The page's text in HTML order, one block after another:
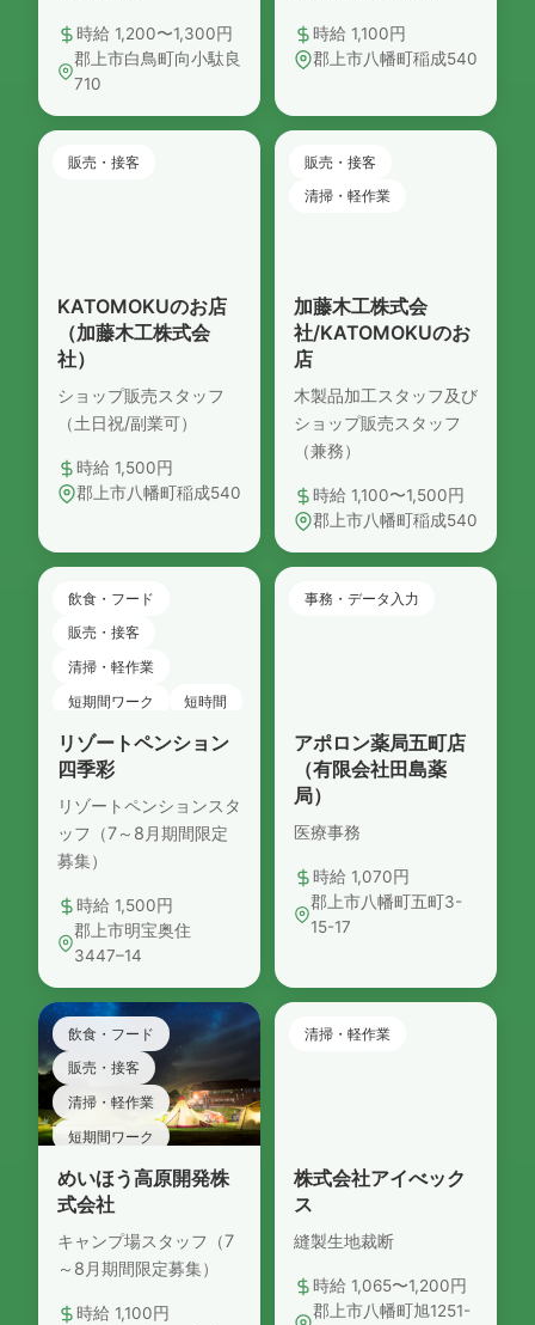
時給 1,200〜1,300円
郡上市白鳥町向小駄良
710
時給 1,100円
郡上市八幡町稲成540
販売・接客
KATOMOKUのお店
（加藤木工株式会
社）
ショップ販売スタッフ
（土日祝/副業可）
時給 1,500円
郡上市八幡町稲成540
販売・接客
清掃・軽作業
加藤木工株式会
社/KATOMOKUのお
店
木製品加工スタッフ及び
ショップ販売スタッフ
（兼務）
時給 1,100〜1,500円
郡上市八幡町稲成540
飲食・フード
販売・接客
清掃・軽作業
短期間ワーク
短時間
リゾートペンション
四季彩
リゾートペンションスタ
ッフ（7～8月期間限定
募集）
時給 1,500円
郡上市明宝奥住
3447–14
事務・データ入力
アポロン薬局五町店
（有限会社田島薬
局）
医療事務
時給 1,070円
郡上市八幡町五町3-
15-17
飲食・フード
販売・接客
清掃・軽作業
短期間ワーク
めいほう高原開発株
式会社
キャンプ場スタッフ（7
～8月期間限定募集）
時給 1,100円
清掃・軽作業
株式会社アイべック
ス
縫製生地裁断
時給 1,065〜1,200円
郡上市八幡町旭1251-